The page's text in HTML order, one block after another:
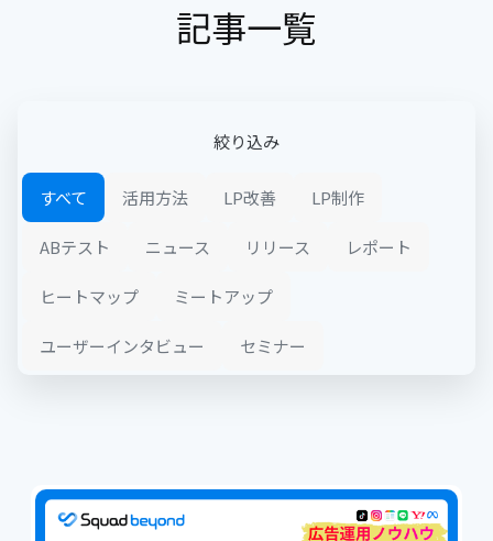
記事一覧
絞り込み
すべて 活用方法 LP改善 LP制作
ABテスト ニュース リリース レポート
ヒートマップ ミートアップ
ユーザーインタビュー セミナー